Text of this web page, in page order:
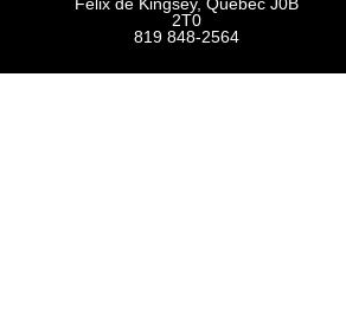
2T0
819 848-2564